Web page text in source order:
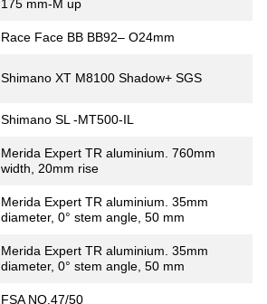
175 mm-M up
Race Face BB BB92– O24mm
Shimano XT M8100 Shadow+ SGS
Shimano SL -MT500-IL
Merida Expert TR aluminium. 760mm
width, 20mm rise
Merida Expert TR aluminium. 35mm
diameter, 0° stem angle, 50 mm
Merida Expert TR aluminium. 35mm
diameter, 0° stem angle, 50 mm
FSA NO.47/50